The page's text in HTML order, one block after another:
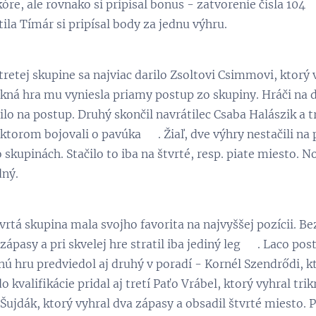
ale rovnako si pripísal bonus - zatvorenie čísla
Tímár si pripísal body za jednu výhru.
skupine sa najviac darilo Zsoltovi Csimmovi, ktorý
hra mu vyniesla priamy postup zo skupiny. Hráči
na postup. Druhý skončil navrátilec Csaba Halászik a
bojovali o pavúka 😉. Žiaľ, dve výhry nestačili na
Stačilo to iba na štvrté, resp. piate miesto.
skupina mala svojho favorita na najvyššej pozícii.
a pri skvelej hre stratil iba jediný leg 👏. Laco
hru predviedol aj druhý v poradí - Kornél Szendrődi,
kvalifikácie pridal aj tretí Paťo Vrábel, ktorý vyhral
ktorý vyhral dva zápasy a obsadil štvrté